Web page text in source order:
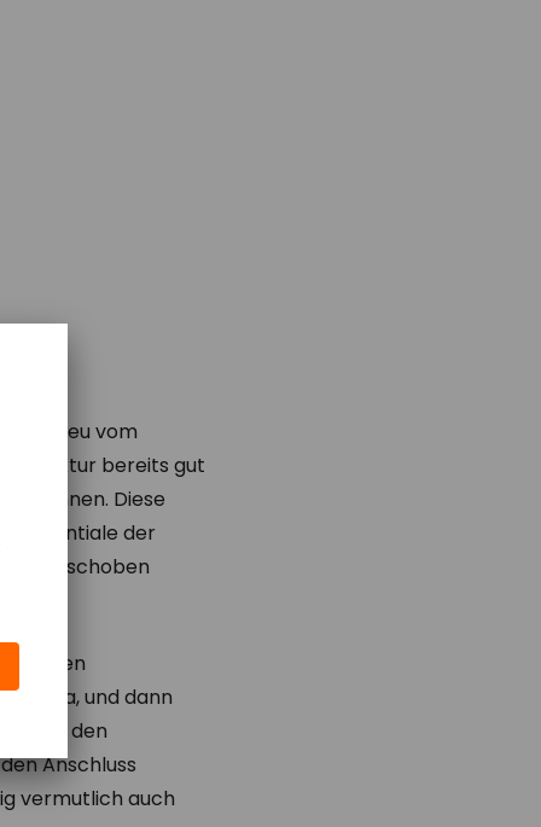
Spreu vom
bereits gut
können. Diese
Potentiale der
geschoben
Tja, und dann
noch den
Anschluss
vermutlich auch